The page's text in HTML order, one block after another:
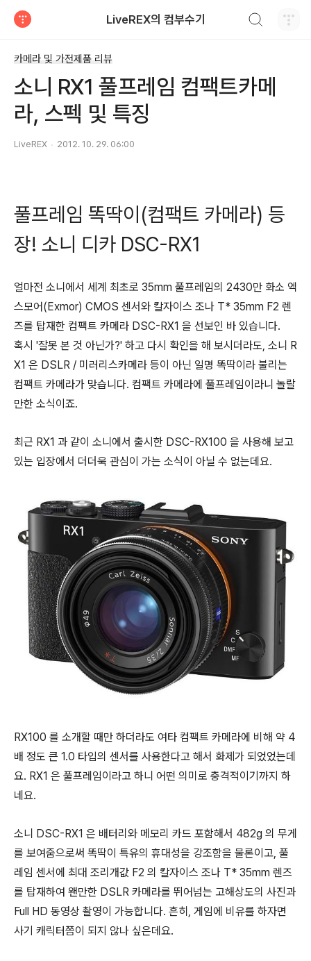
LiveREX의 컴부수기
카메라 및 가전제품 리뷰
소니 RX1 풀프레임 컴팩트카메
라, 스펙 및 특징
LiveREX 2012. 10. 29. 06:00
풀프레임 똑딱이(컴팩트 카메라) 등
장! 소니 디카 DSC-RX1
얼마전 소니에서 세계 최초로 35mm 풀프레임의 2430만 화소 엑
스모어(Exmor) CMOS 센서와 칼자이스 조나 T* 35mm F2 렌
즈를 탑재한 컴팩트 카메라 DSC-RX1 을 선보인 바 있습니다.
혹시 '잘못 본 것 아닌가?' 하고 다시 확인을 해 보시더라도, 소니 R
X1 은 DSLR / 미러리스카메라 등이 아닌 일명 똑딱이라 불리는
컴팩트 카메라가 맞습니다. 컴팩트 카메라에 풀프레임이라니 놀랄
만한 소식이죠.
최근 RX1 과 같이 소니에서 출시한 DSC-RX100 을 사용해 보고
있는 입장에서 더더욱 관심이 가는 소식이 아닐 수 없는데요.
RX100 를 소개할 때만 하더라도 여타 컴팩트 카메라에 비해 약 4
배 정도 큰 1.0 타입의 센서를 사용한다고 해서 화제가 되었었는데
요. RX1 은 풀프레임이라고 하니 어떤 의미로 충격적이기까지 하
네요.
소니 DSC-RX1 은 배터리와 메모리 카드 포함해서 482g 의 무게
를 보여줌으로써 똑딱이 특유의 휴대성을 강조함을 물론이고, 풀
레임 센서에 최대 조리개값 F2 의 칼자이스 조나 T* 35mm 렌즈
를 탑재하여 왠만한 DSLR 카메라를 뛰어넘는 고해상도의 사진과
Full HD 동영상 촬영이 가능합니다. 흔히, 게임에 비유를 하자면
사기 캐릭터쯤이 되지 않나 싶은데요.